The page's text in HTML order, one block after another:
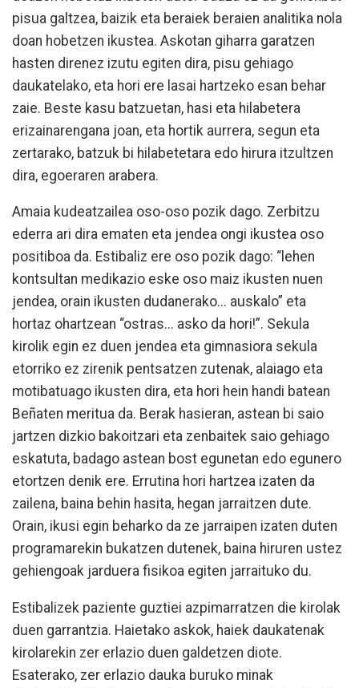
pisua galtzea, baizik eta beraiek beraien analitika nola
doan hobetzen ikustea. Askotan giharra garatzen
hasten direnez izutu egiten dira, pisu gehiago
daukatelako, eta hori ere lasai hartzeko esan behar
zaie. Beste kasu batzuetan, hasi eta hilabetera
erizainarengana joan, eta hortik aurrera, segun eta
zertarako, batzuk bi hilabetetara edo hirura itzultzen
dira, egoeraren arabera.
Amaia kudeatzailea oso-oso pozik dago. Zerbitzu
ederra ari dira ematen eta jendea ongi ikustea oso
positiboa da. Estibaliz ere oso pozik dago: “lehen
kontsultan medikazio eske oso maiz ikusten nuen
jendea, orain ikusten dudanerako... auskalo” eta
hortaz ohartzean “ostras... asko da hori!”. Sekula
kirolik egin ez duen jendea eta gimnasiora sekula
etorriko ez zirenik pentsatzen zutenak, alaiago eta
motibatuago ikusten dira, eta hori hein handi batean
Beñaten meritua da. Berak hasieran, astean bi saio
jartzen dizkio bakoitzari eta zenbaitek saio gehiago
eskatuta, badago astean bost egunetan edo egunero
etortzen denik ere. Errutina hori hartzea izaten da
zailena, baina behin hasita, hegan jarraitzen dute.
Orain, ikusi egin beharko da ze jarraipen izaten duten
programarekin bukatzen dutenek, baina hiruren ustez
gehiengoak jarduera fisikoa egiten jarraituko du.
Estibalizek paziente guztiei azpimarratzen die kirolak
duen garrantzia. Haietako askok, haiek daukatenak
kirolarekin zer erlazio duen galdetzen diote.
Esaterako, zer erlazio dauka buruko minak